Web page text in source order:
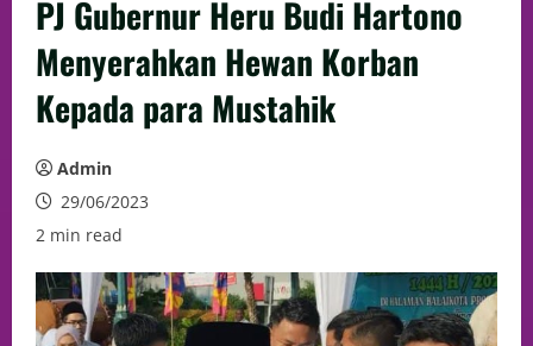
PJ Gubernur Heru Budi Hartono
Menyerahkan Hewan Korban
Kepada para Mustahik
Admin
29/06/2023
2 min read